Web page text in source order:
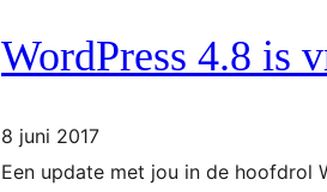
WordPress 4.8 is
8 juni 2017
Een update met jou in de hoofdrol